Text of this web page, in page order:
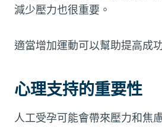
減少壓力也很重要。
適當增加運動可以幫助提高成
心理支持的重要性
人工受孕可能會帶來壓力和焦